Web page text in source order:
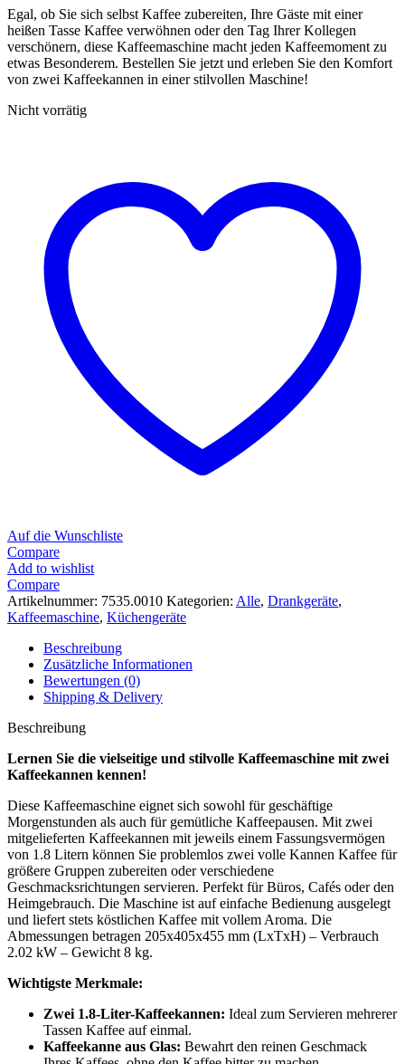
Egal, ob Sie sich selbst Kaffee zubereiten, Ihre Gäste mit einer
heißen Tasse Kaffee verwöhnen oder den Tag Ihrer Kollegen
verschönern, diese Kaffeemaschine macht jeden Kaffeemoment zu
etwas Besonderem. Bestellen Sie jetzt und erleben Sie den Komfort
von zwei Kaffeekannen in einer stilvollen Maschine!
Nicht vorrätig
Auf die Wunschliste
Compare
Add to wishlist
Compare
Artikelnummer: 7535.0010 Kategorien: Alle, Drankgeräte,
Kaffeemaschine, Küchengeräte
Beschreibung
Zusätzliche Informationen
Bewertungen (0)
Shipping & Delivery
Beschreibung
Lernen Sie die vielseitige und stilvolle Kaffeemaschine mit zwei
Kaffeekannen kennen!
Diese Kaffeemaschine eignet sich sowohl für geschäftige
Morgenstunden als auch für gemütliche Kaffeepausen. Mit zwei
mitgelieferten Kaffeekannen mit jeweils einem Fassungsvermögen
von 1.8 Litern können Sie problemlos zwei volle Kannen Kaffee für
größere Gruppen zubereiten oder verschiedene
Geschmacksrichtungen servieren. Perfekt für Büros, Cafés oder den
Heimgebrauch. Die Maschine ist auf einfache Bedienung ausgelegt
und liefert stets köstlichen Kaffee mit vollem Aroma. Die
Abmessungen betragen 205x405x455 mm (LxTxH) – Verbrauch
2.02 kW – Gewicht 8 kg.
Wichtigste Merkmale:
Zwei 1.8-Liter-Kaffeekannen: Ideal zum Servieren mehrerer
Tassen Kaffee auf einmal.
Kaffeekanne aus Glas: Bewahrt den reinen Geschmack